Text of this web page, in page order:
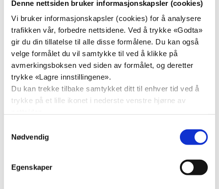
Denne nettsiden bruker informasjonskapsler (cookies)
Vi bruker informasjonskapsler (cookies) for å analysere
trafikken vår, forbedre nettsidene. Ved å trykke «Godta»
gir du din tillatelse til alle disse formålene. Du kan også
velge formålet du vil samtykke til ved å klikke på
avmerkingsboksen ved siden av formålet, og deretter
trykke «Lagre innstillingene».
Du kan trekke tilbake samtykket ditt til enhver tid ved å
trykke på et lille ikonet i nederste venstre hjørne av
Nødvendig
Egenskaper
den har som formål å beskytte, men ikke få utilsiktede
konsekvenser.
– Kartlegging og historier fra media har vist eksempler
på konverteringsterapi rettet mot barn og mot voksne i
en sårbar situasjon. I eksemplene har disse blitt utsatt
for uholdbart press og skadelig behandling. En
lovregulering av konverteringsterapi skal bidra til å
hindre dette, sier Ropstad.
– Dette medfører noen krevende avveiinger, og det er
vanskelig å vurdere hvor grensene skal settes på hva
som skal være tillatt og ikke. Derfor skal forslaget til
regulering nå sendes på høring og det bes om innspill på